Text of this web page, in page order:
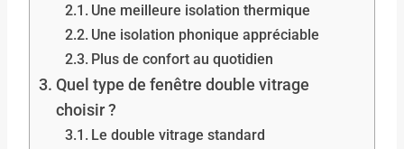
Une meilleure isolation thermique
Une isolation phonique appréciable
Plus de confort au quotidien
Quel type de fenêtre double vitrage
choisir ?
Le double vitrage standard